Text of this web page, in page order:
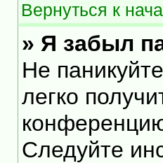
Вернуться к
» Я забыл
Не
легко
Следуйте